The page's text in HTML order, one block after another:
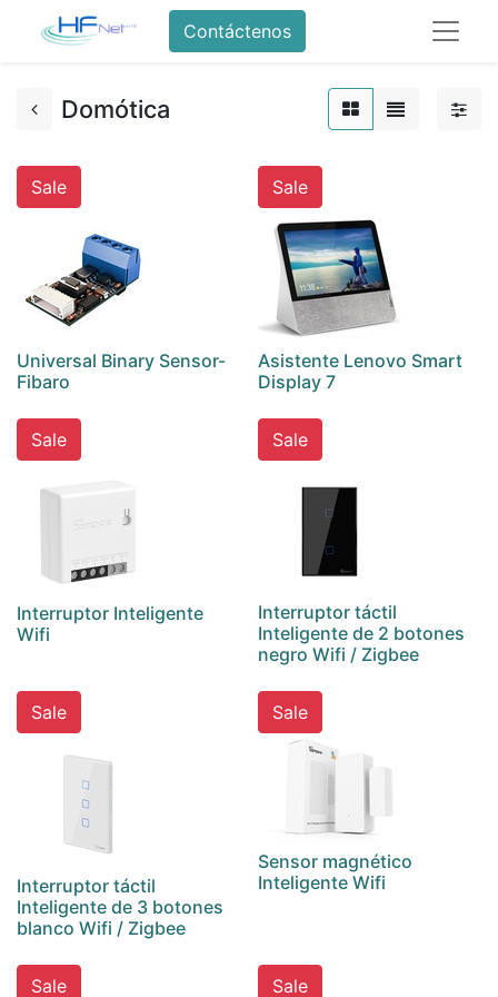
Contáctenos
Domótica
Sale
Universal Binary Sensor-
Fibaro
Sale
Asistente Lenovo Smart
Display 7
Sale
Interruptor Inteligente
Wifi
Sale
Interruptor táctil
Inteligente de 2 botones
negro Wifi / Zigbee
Sale
Interruptor táctil
Inteligente de 3 botones
blanco Wifi / Zigbee
Sale
Sensor magnético
Inteligente Wifi
Sale Sale